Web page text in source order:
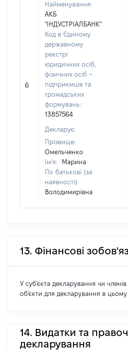
6
Найменування:
АКБ
"ІНДУСТРІАЛБАНК"
Код в Єдиному
державному
реєстрі
юридичних осіб,
фізичних осіб –
підприємців та
громадських
формувань:
13857564
Декларує:
Прізвище:
Омельченко
Ім'я:
Марина
По батькові (за
наявності):
Володимирівна
13. Фінансові
У суб'єкта декларування чи членів
об'єкти для декларування в цьому
14. Видатки та
декларування